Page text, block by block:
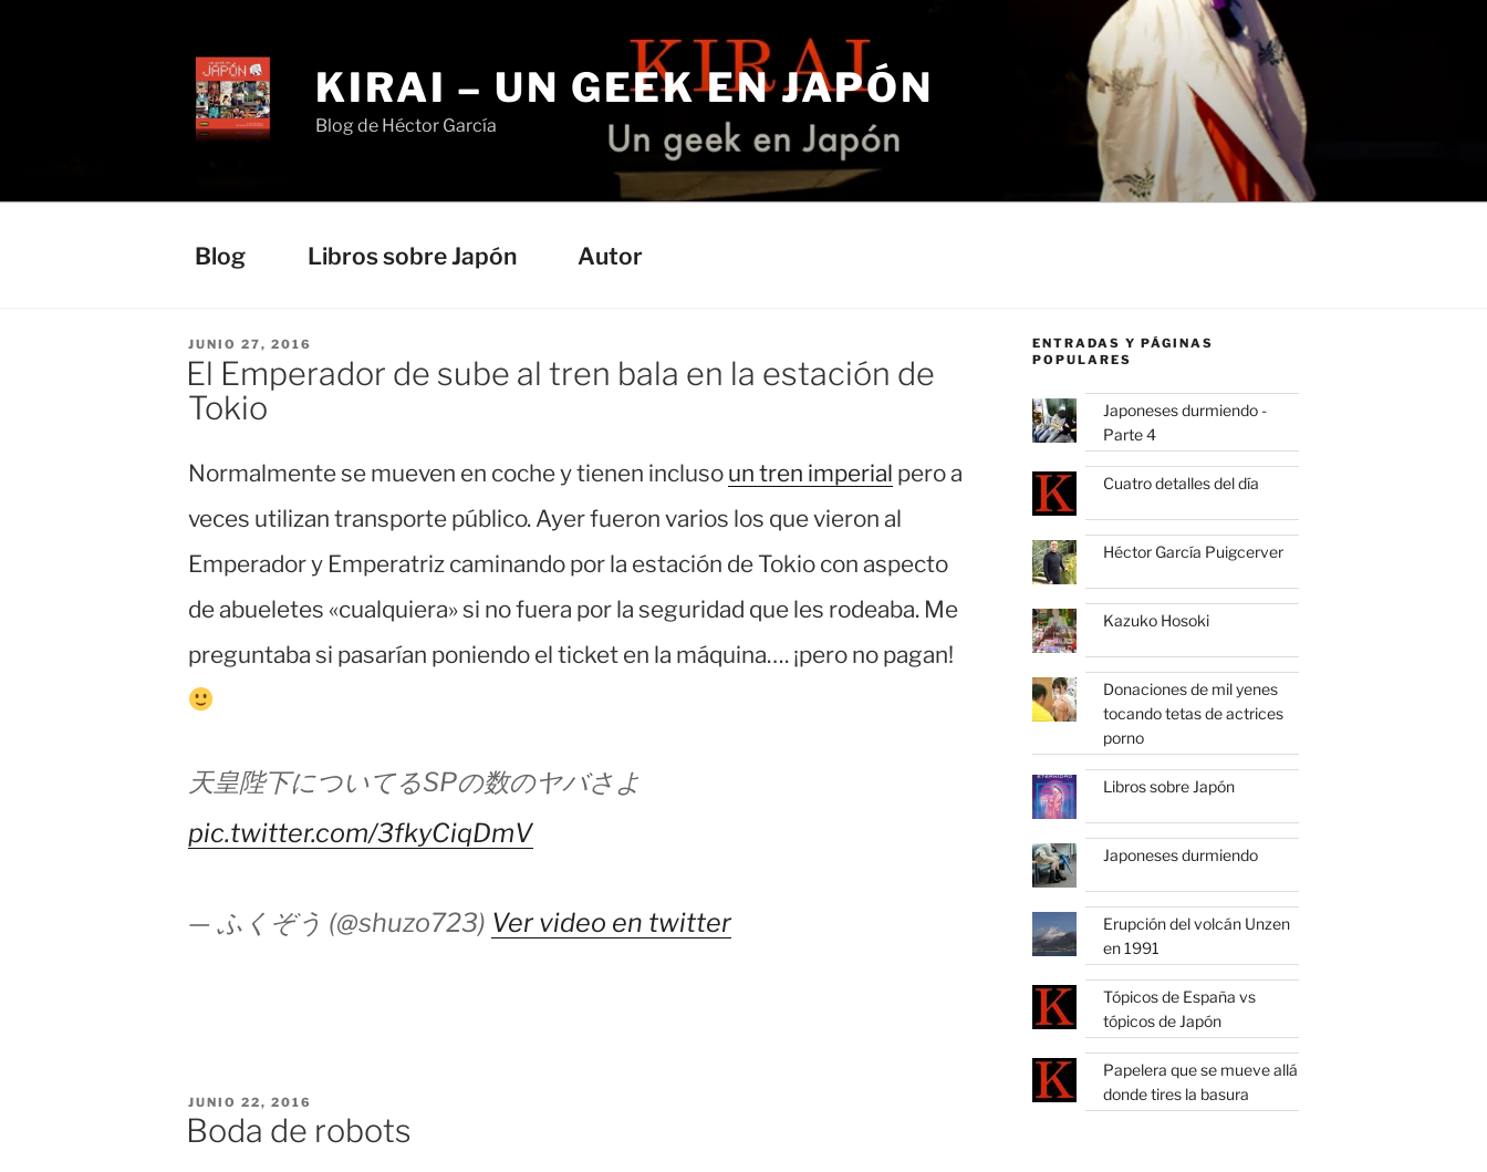
KIRAI – UN GEEK EN JAPÓN
Blog de Héctor García
Blog Libros sobre Japón Autor
PUBLICADO
EL
JUNIO 27, 2016
El Emperador de sube al tren bala en la estación de
Tokio
Normalmente se mueven en coche y tienen incluso un tren imperial pero a
veces utilizan transporte público. Ayer fueron varios los que vieron al
Emperador y Emperatriz caminando por la estación de Tokio con aspecto
de abueletes «cualquiera» si no fuera por la seguridad que les rodeaba. Me
preguntaba si pasarían poniendo el ticket en la máquina…. ¡pero no pagan!
天皇陛下についてるSPの数のヤバさよ
pic.twitter.com/3fkyCiqDmV
— ふくぞう (@shuzo723) Ver video en twitter
PUBLICADO
EL
JUNIO 22, 2016
Boda de robots
ENTRADAS Y PÁGINAS
POPULARES
Japoneses durmiendo -
Parte 4
Cuatro detalles del día
Héctor García Puigcerver
Kazuko Hosoki
Donaciones de mil yenes
tocando tetas de actrices
porno
Libros sobre Japón
Japoneses durmiendo
Erupción del volcán Unzen
en 1991
Tópicos de España vs
tópicos de Japón
Papelera que se mueve allá
donde tires la basura